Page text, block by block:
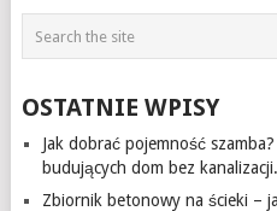
WPISACH
OSTATNIE WPISY
Jak dobrać pojemność
budujących dom bez kanalizacji.
Zbiornik betonowy na ścieki –